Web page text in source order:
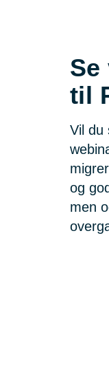
til
Vil du
og
men